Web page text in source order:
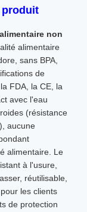
produit
non
alimentaire
sans BPA,
de
FDA, la CE, la
avec l'eau
(résistance
aucune
alimentaire. Le
à l'usure,
réutilisable,
les clients
de protection